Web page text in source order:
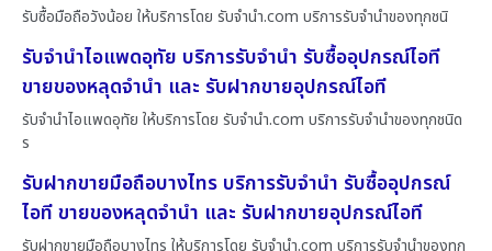
รับซื้อมือถือวังน้อย ให้บริการโดย รับจํานํา.com บริการรับจำนำของทุกชนิ
รับจำนำไอแพดอุทัย บริการรับจำนำ รับซื้ออุปกรณ์ไอที
ขายของหลุดจำนำ และ รับฝากขายอุปกรณ์ไอที
รับจำนำไอแพดอุทัย ให้บริการโดย รับจํานํา.com บริการรับจำนำของทุกชนิด
ร
รับฝากขายมือถือบางไทร บริการรับจำนำ รับซื้ออุปกรณ์
ไอที ขายของหลุดจำนำ และ รับฝากขายอุปกรณ์ไอที
รับฝากขายมือถือบางไทร ให้บริการโดย รับจํานํา.com บริการรับจำนำของทุก